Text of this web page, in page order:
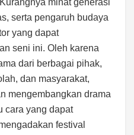
serta pengaruh budaya
yang dapat
seni ini. Oleh karena
dari berbagai pihak,
dan masyarakat,
mengembangkan drama
cara yang dapat
festival